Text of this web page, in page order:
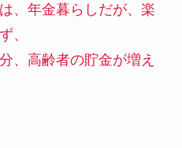
、年金暮らしだが、楽
、
、高齢者の貯金が増え